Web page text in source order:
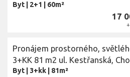
Byt 2+1 60m²
17
Pronájem prostorného,
3+KK 81 m2 ul. Kestřanská,
Byt 3+kk 81m²